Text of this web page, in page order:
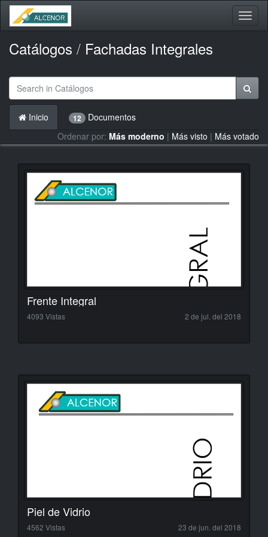
Catálogos / Fachadas Integrales
Inicio 12
Documentos
Ordenar por: Más moderno | Más visto | Más votado
Frente Integral
4093 Vistas 2 de jul. del 2018
Piel de Vidrio
4562 Vistas 23 de jun. del 2018